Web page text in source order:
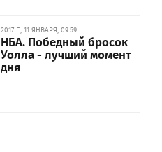
2017 Г., 11 ЯНВАРЯ, 09:59
НБА. Победный бросок
Уолла - лучший момент
дня